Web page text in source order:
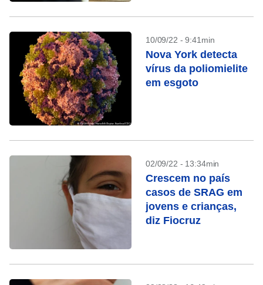
10/09/22 - 9:41min
Nova York detecta
vírus da poliomielite
em esgoto
02/09/22 - 13:34min
Crescem no país
casos de SRAG em
jovens e crianças,
diz Fiocruz